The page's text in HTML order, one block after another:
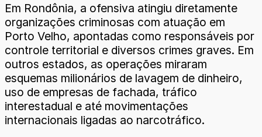
Em Rondônia, a ofensiva atingiu diretamente
organizações criminosas com atuação em
Porto Velho, apontadas como responsáveis por
controle territorial e diversos crimes graves. Em
outros estados, as operações miraram
esquemas milionários de lavagem de dinheiro,
uso de empresas de fachada, tráfico
interestadual e até movimentações
internacionais ligadas ao narcotráfico.